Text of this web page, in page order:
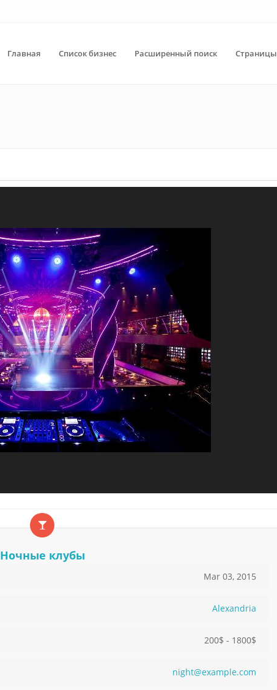
Главная Список бизнес Расширенный поиск Страницы
Ночные клубы
Mar 03, 2015
Alexandria
200$ - 1800$
night@example.com